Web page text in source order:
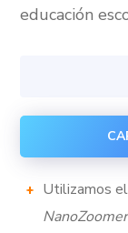
educación
Utilizamos